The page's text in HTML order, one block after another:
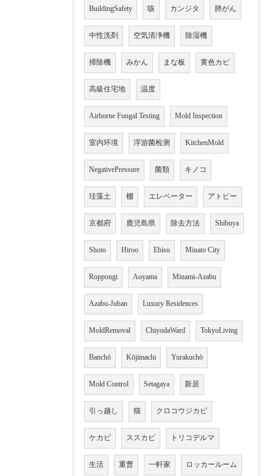
BuildingSafety 咳 カンジタ 肺がん
中性洗剤 空気清浄機 除湿機
掃除機 みかん まな板 黄色カビ
高級住宅地 温度
Airborne Fungal Testing Mold Inspection
室内环境 浮游菌检测 KitchenMold
NegativePressure 菌類 キノコ
珪藻土 棚 エレベーター アトピー
京都府 鹿児島県 除去方法 Shibuya
Shoto Hiroo Ebisu Minato City
Roppongi Aoyama Minami-Azabu
Azabu-Juban Luxury Residences
MoldRemoval ChiyodaWard TokyoLiving
Banchō Kōjimachi Yurakuchō
Mold Control Setagaya 新居
引っ越し 猫 クロコウジカビ
ケカビ ススカビ トリコデルマ
生活 重曹 一軒家 ロッカールーム